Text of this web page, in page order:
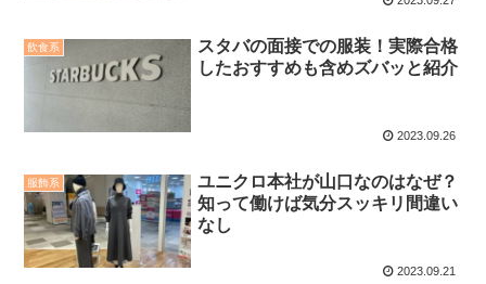
飲食系
スタバの面接での服装！実際合格
したおすすめも含めズバッと紹介
2023.09.26
服飾系
ユニクロ本社が山口なのはなぜ？
知って働けば気分スッキリ間違い
なし
2023.09.21